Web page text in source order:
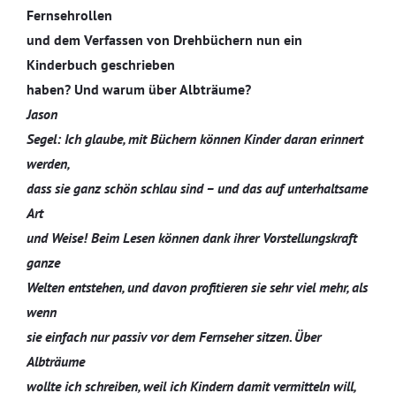
Fernsehrollen
und dem Verfassen von Drehbüchern nun ein
Kinderbuch geschrieben
haben? Und warum über Albträume?
Jason
Segel: Ich glaube, mit Büchern können Kinder daran erinnert
werden,
dass sie ganz schön schlau sind – und das auf unterhaltsame
Art
und Weise! Beim Lesen können dank ihrer Vorstellungskraft
ganze
Welten entstehen, und davon profitieren sie sehr viel mehr, als
wenn
sie einfach nur passiv vor dem Fernseher sitzen. Über
Albträume
wollte ich schreiben, weil ich Kindern damit vermitteln will,